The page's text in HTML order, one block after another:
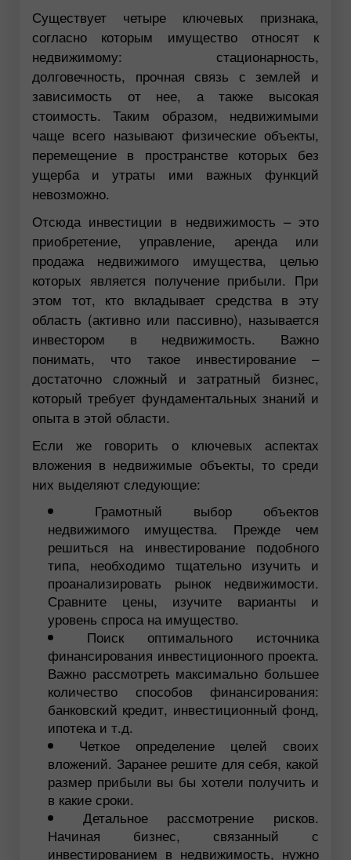
Существует четыре ключевых признака,
согласно которым имущество относят к
недвижимому: стационарность,
долговечность, прочная связь с землей и
зависимость от нее, а также высокая
стоимость. Таким образом, недвижимыми
чаще всего называют физические объекты,
перемещение в пространстве которых без
ущерба и утраты ими важных функций
невозможно.
Отсюда инвестиции в недвижимость – это
приобретение, управление, аренда или
продажа недвижимого имущества, целью
которых является получение прибыли. При
этом тот, кто вкладывает средства в эту
область (активно или пассивно), называется
инвестором в недвижимость. Важно
понимать, что такое инвестирование –
достаточно сложный и затратный бизнес,
который требует фундаментальных знаний и
опыта в этой области.
Если же говорить о ключевых аспектах
вложения в недвижимые объекты, то среди
них выделяют следующие:
Грамотный выбор объектов
недвижимого имущества. Прежде чем
решиться на инвестирование подобного
типа, необходимо тщательно изучить и
проанализировать рынок недвижимости.
Сравните цены, изучите варианты и
уровень спроса на имущество.
Поиск оптимального источника
финансирования инвестиционного проекта.
Важно рассмотреть максимально большее
количество способов финансирования:
банковский кредит, инвестиционный фонд,
ипотека и т.д.
Четкое определение целей своих
вложений. Заранее решите для себя, какой
размер прибыли вы бы хотели получить и
в какие сроки.
Детальное рассмотрение рисков.
Начиная бизнес, связанный с
инвестированием в недвижимость, нужно